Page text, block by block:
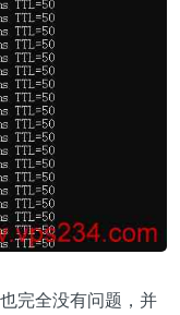
完全没有问题，并